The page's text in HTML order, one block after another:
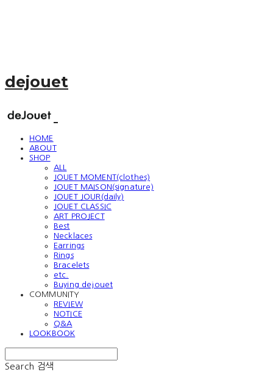
dejouet
HOME
ABOUT
SHOP
ALL
JOUET MOMENT(clothes)
JOUET MAISON(signature)
JOUET JOUR(daily)
JOUET CLASSIC
ART PROJECT
Best
Necklaces
Earrings
Rings
Bracelets
etc.
Buying dejouet
COMMUNITY
REVIEW
NOTICE
Q&A
LOOKBOOK
Search 검색